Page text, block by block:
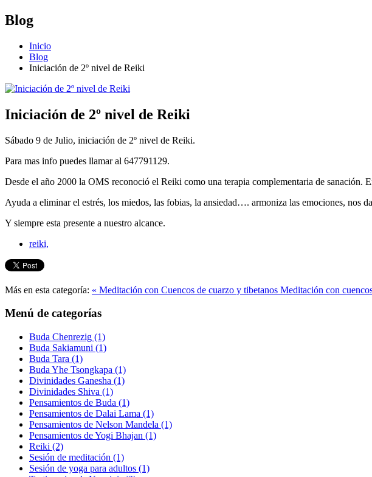
Blog
Inicio
Blog
Iniciación de 2º nivel de Reiki
Iniciación de 2º nivel de Reiki
Sábado 9 de Julio, iniciación de 2º nivel de Reiki.
Para mas info puedes llamar al 647791129.
Desde el año 2000 la OMS reconoció el Reiki como una terapia complementaria de sanación.
Ayuda a eliminar el estrés, los miedos, las fobias, la ansiedad…. armoniza las emociones, nos
Y siempre esta presente a nuestro alcance.
reiki,
Más en esta categoría: « Meditación con Cuencos de cuarzo y tibetanos Meditación con
Menú de categorías
Buda Chenrezig (1)
Buda Sakiamuni (1)
Buda Tara (1)
Buda Yhe Tsongkapa (1)
Divinidades Ganesha (1)
Divinidades Shiva (1)
Pensamientos de Buda (1)
Pensamientos de Dalai Lama (1)
Pensamientos de Nelson Mandela (1)
Pensamientos de Yogi Bhajan (1)
Reiki (2)
Sesión de meditación (1)
Sesión de yoga para adultos (1)